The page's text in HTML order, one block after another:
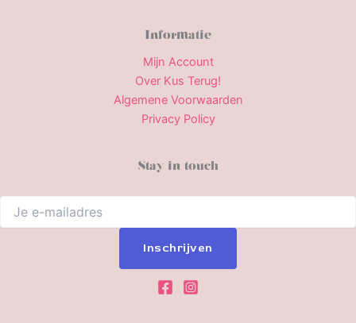
Informatie
Mijn Account
Over Kus Terug!
Algemene Voorwaarden
Privacy Policy
Stay in touch